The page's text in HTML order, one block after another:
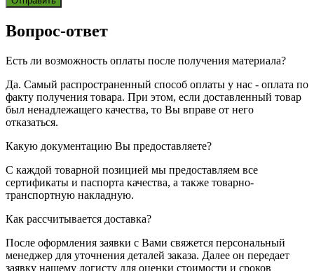
Вопрос-ответ
Есть ли возможность оплаты после получения материала?
Да. Самый распространенный способ оплаты у нас - оплата по
факту получения товара. При этом, если доставленный товар
был ненадлежащего качества, то Вы вправе от него
отказаться.
Какую документацию Вы предоставляете?
С каждой товарной позицией мы предоставляем все
сертификаты и паспорта качества, а также товарно-
транспортную накладную.
Как рассчитывается доставка?
После оформления заявки с Вами свяжется персональный
менеджер для уточнения деталей заказа. Далее он передает
заявку нашему логисту для оценки стоимости и сроков